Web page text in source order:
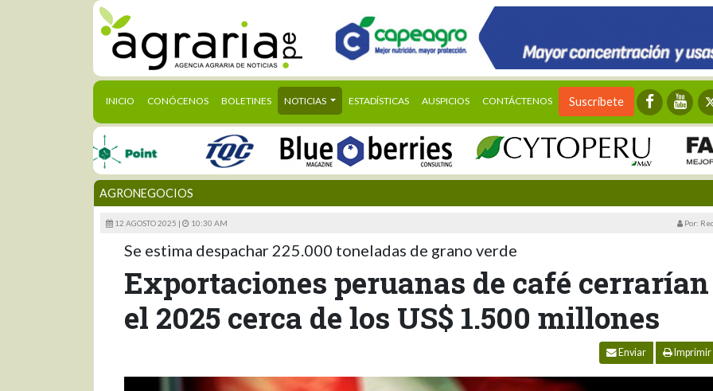
INICIO (CURRENT)
CONÓCENOS BOLETINES NOTICIAS ESTADÍSTICAS AUSPICIOS CONTÁCTENOS Suscríbete
AGRONEGOCIOS
12 AGOSTO 2025 | 10:30 AM Por:
Se estima despachar 225.000 toneladas de grano verde
Exportaciones peruanas de café cerrarían
el 2025 cerca de los US$ 1.500 millones
Enviar Imprimir